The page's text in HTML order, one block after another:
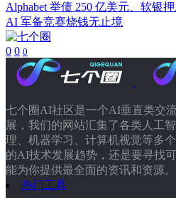
Alphabet 举债 250 亿美元、软银
AI 军备竞赛烧钱无止境
0 0 0
七个圈AI社区是一个AI垂直类交
展，我们的网站汇集了各类人工
理、机器学习、计算机视觉等多
的AI技术发展趋势，还是要寻找
能为你提供最全面的资讯和资源。
热门工具